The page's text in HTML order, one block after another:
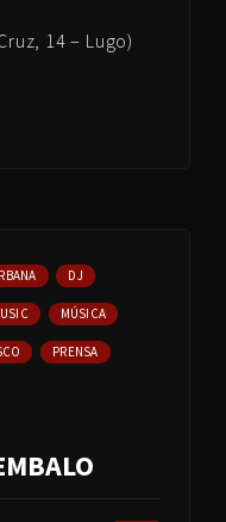
14 – Lugo)
DJ
MÚSICA
PRENSA